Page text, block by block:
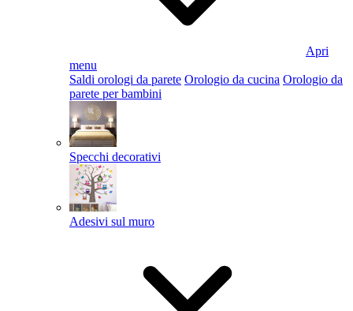
Apri
menu
Saldi orologi da parete Orologio da cucina Orologio da
parete per bambini
Specchi decorativi
Adesivi sul muro